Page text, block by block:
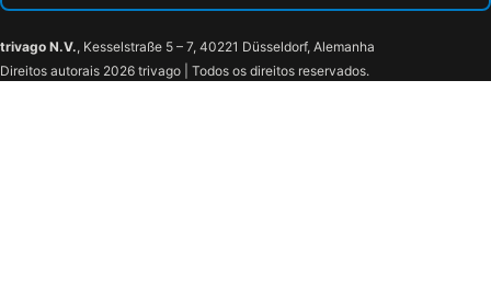
trivago N.V., Kesselstraße 5 – 7, 40221 Düsseldorf, Alemanha
Direitos autorais 2026 trivago | Todos os direitos reservados.